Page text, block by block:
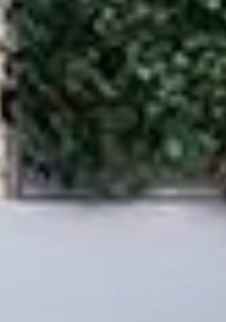
بيع
قيد الإنشاء
الوكلاء
من نحن